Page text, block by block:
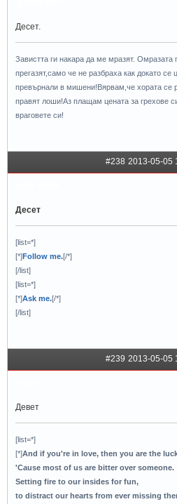
Десет.
Завистта ги накара да ме мразят. Омразата
прегазят,само че не разбраха как докато
превърнали в мишени!Вярвам,че хората се
правят лоши!Аз плащам цената за грехове
враговете си!
#238 2013-05-05
Десет
[list=*]
[*]Follow me.[/*]
[/list]
[list=*]
[*]Ask me.[/*]
[/list]
#239 2013-05-05
Девет
[list=*]
[*]And if you're in love, then you are the
'Cause most of us are bitter over someone.
Setting fire to our insides for fun,
to distract our hearts from ever missing